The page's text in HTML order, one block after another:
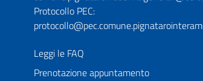
Protocollo PEC:
Leggi le FAQ
Prenotazione appuntamento